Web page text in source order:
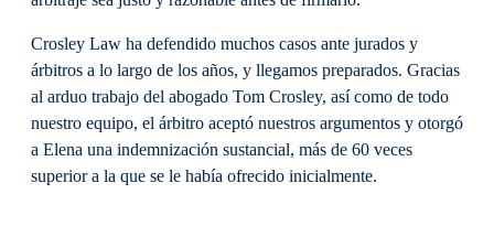
Crosley Law ha defendido muchos casos ante jurados y
árbitros a lo largo de los años, y llegamos preparados. Gracias
al arduo trabajo del abogado Tom Crosley, así como de todo
nuestro equipo, el árbitro aceptó nuestros argumentos y otorgó
a Elena una indemnización sustancial, más de 60 veces
superior a la que se le había ofrecido inicialmente.